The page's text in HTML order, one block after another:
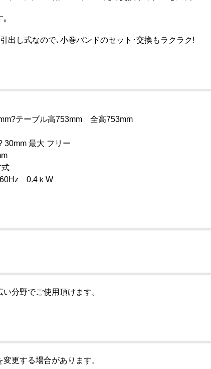
｡
出し式なので､小巻バンドのセット･交換もラクラク!
テーブル高753mm 全高753mm
30mm 最大 フリー
0.4ｋW
分野でご使用頂けます。
更する場合があります。